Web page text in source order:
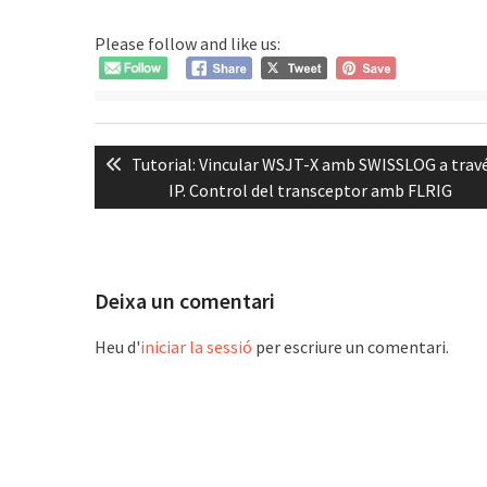
Please follow and like us:
Navegació
d'entrades
Previous
Tutorial: Vincular WSJT-X amb SWISSLOG a
IP. Control del transceptor amb FLRIG
Deixa un comentari
Heu d'iniciar la sessió per escriure un comentari.